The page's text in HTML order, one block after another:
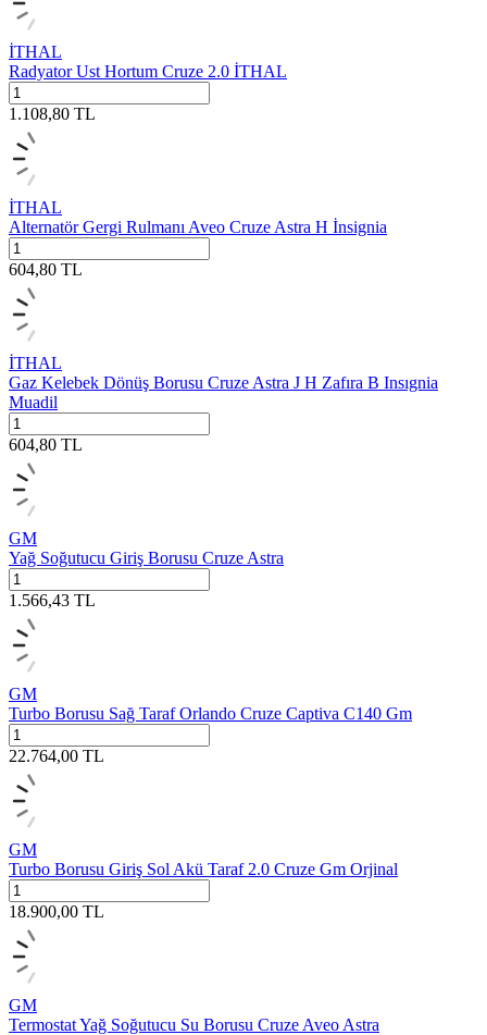
İTHAL
Radyator Ust Hortum Cruze 2.0 İTHAL
1.108,80 TL
İTHAL
Alternatör Gergi Rulmanı Aveo Cruze Astra H İnsignia
604,80 TL
İTHAL
Gaz Kelebek Dönüş Borusu Cruze Astra J H Zafıra B Insıgnia
Muadil
604,80 TL
GM
Yağ Soğutucu Giriş Borusu Cruze Astra
1.566,43 TL
GM
Turbo Borusu Sağ Taraf Orlando Cruze Captiva C140 Gm
22.764,00 TL
GM
Turbo Borusu Giriş Sol Akü Taraf 2.0 Cruze Gm Orjinal
18.900,00 TL
GM
Termostat Yağ Soğutucu Su Borusu Cruze Aveo Astra